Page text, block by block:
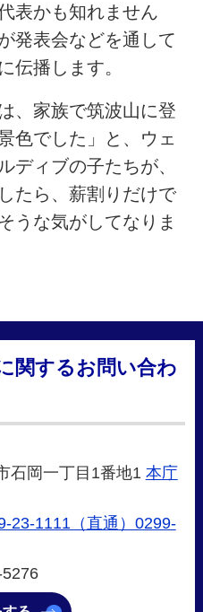
表かも知れません
発表会などを通して
伝播します。
、家族で筑波山に登
色でした」と、ウェ
ディブの子たちが、
たら、薪割りだけで
うな気がしてなりま
関するお問い合わ
石岡一丁目1番地1 本庁
23-1111（直通）0299-